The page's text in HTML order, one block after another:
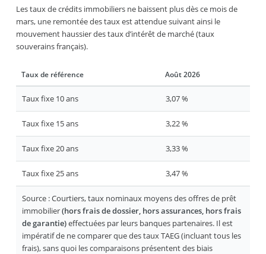
Les taux de crédits immobiliers ne baissent plus dès ce mois de
mars, une remontée des taux est attendue suivant ainsi le
mouvement haussier des taux d’intérêt de marché (taux
souverains français).
Taux de référence Août 2026
Taux fixe 10 ans 3,07 %
Taux fixe 15 ans 3,22 %
Taux fixe 20 ans 3,33 %
Taux fixe 25 ans 3,47 %
Source : Courtiers, taux nominaux moyens des offres de prêt
immobilier(hors frais de dossier, hors assurances, hors frais
de garantie)effectuées par leurs banques partenaires. Il est
impératif de ne comparer que des taux TAEG (incluant tous les
frais), sans quoi les comparaisons présentent des biais